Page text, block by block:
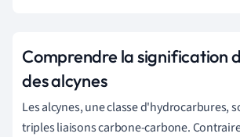
Comprendre la signification
des alcynes
Les alcynes, une classe d'hydrocarbures,
triples liaisons carbone-carbone.